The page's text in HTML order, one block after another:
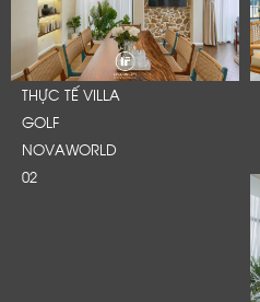
THỰC TẾ VILLA
GOLF
NOVAWORLD
02